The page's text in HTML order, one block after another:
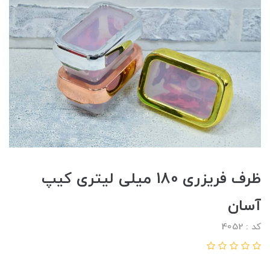
ظرف فریزری 180 میلی لیتری کیپ
آسان
کد : 4052